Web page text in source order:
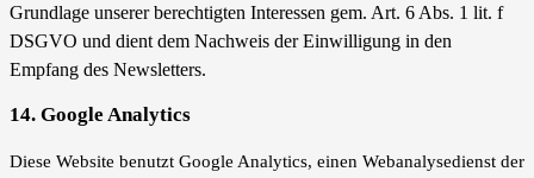
Grundlage unserer berechtigten Interessen gem. Art. 6 Abs. 1 lit. f
DSGVO und dient dem Nachweis der Einwilligung in den
Empfang des Newsletters.
14. Google Analytics
Diese Website benutzt Google Analytics, einen Webanalysedienst der